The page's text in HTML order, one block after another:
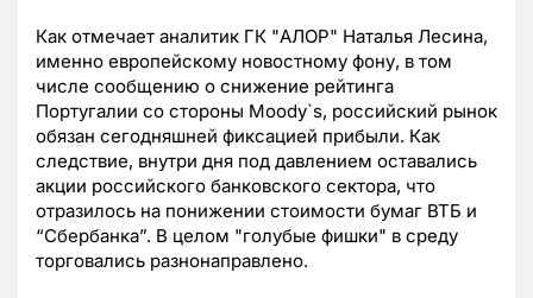
Как отмечает аналитик ГК "АЛОР" Наталья Лесина,
именно европейскому новостному фону, в том
числе сообщению о снижение рейтинга
Португалии со стороны Moody`s, российский рынок
обязан сегодняшней фиксацией прибыли. Как
следствие, внутри дня под давлением оставались
акции российского банковского сектора, что
отразилось на понижении стоимости бумаг ВТБ и
“Сбербанка”. В целом "голубые фишки" в среду
торговались разнонаправлено.